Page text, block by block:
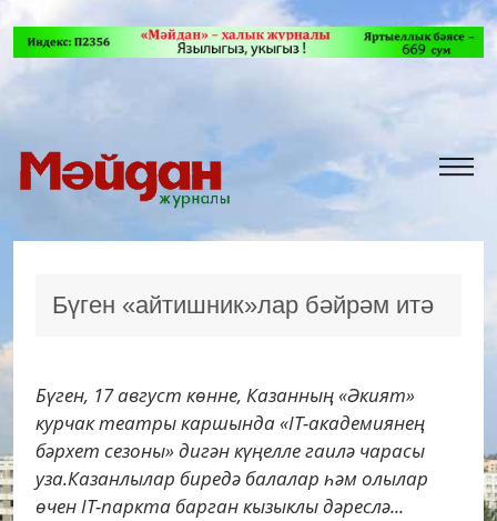
Бүген «айтишник»лар бәйрәм итә
Бүген, 17 август көнне, Казанның «Әкият»
курчак театры каршында «IT-академиянең
бәрхет сезоны» дигән күңелле гаилә чарасы
уза.Казанлылар биредә балалар һәм олылар
өчен IT-паркта барган кызыклы дәреслә...